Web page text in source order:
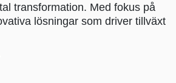
transformation. Med fokus på
lösningar som driver tillväxt